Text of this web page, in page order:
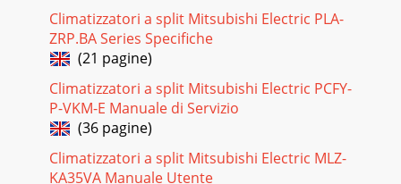
Climatizzatori a split Mitsubishi Electric PLA-
ZRP.BA Series Specifiche
(21 pagine)
Climatizzatori a split Mitsubishi Electric PCFY-
P-VKM-E Manuale di Servizio
(36 pagine)
Climatizzatori a split Mitsubishi Electric MLZ-
KA35VA Manuale Utente